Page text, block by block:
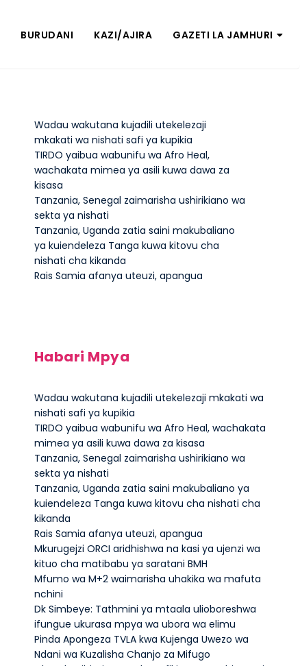
BURUDANI KAZI/AJIRA GAZETI LA JAMHURI
Wadau wakutana kujadili utekelezaji
mkakati wa nishati safi ya kupikia
TIRDO yaibua wabunifu wa Afro Heal,
wachakata mimea ya asili kuwa dawa za
kisasa
Tanzania, Senegal zaimarisha ushirikiano wa
sekta ya nishati
Tanzania, Uganda zatia saini makubaliano
ya kuiendeleza Tanga kuwa kitovu cha
nishati cha kikanda
Rais Samia afanya uteuzi, apangua
Habari Mpya
Wadau wakutana kujadili utekelezaji mkakati wa
nishati safi ya kupikia
TIRDO yaibua wabunifu wa Afro Heal, wachakata
mimea ya asili kuwa dawa za kisasa
Tanzania, Senegal zaimarisha ushirikiano wa
sekta ya nishati
Tanzania, Uganda zatia saini makubaliano ya
kuiendeleza Tanga kuwa kitovu cha nishati cha
kikanda
Rais Samia afanya uteuzi, apangua
Mkurugejzi ORCI aridhishwa na kasi ya ujenzi wa
kituo cha matibabu ya saratani BMH
Mfumo wa M+2 waimarisha uhakika wa mafuta
nchini
Dk Simbeye: Tathmini ya mtaala ulioboreshwa
ifungue ukurasa mpya wa ubora wa elimu
Pinda Apongeza TVLA kwa Kujenga Uwezo wa
Ndani wa Kuzalisha Chanjo za Mifugo